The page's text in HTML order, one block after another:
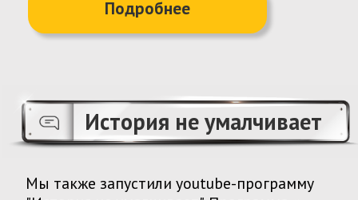
166
124
протоколов